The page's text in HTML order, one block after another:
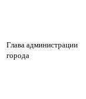
Глава администрации
города